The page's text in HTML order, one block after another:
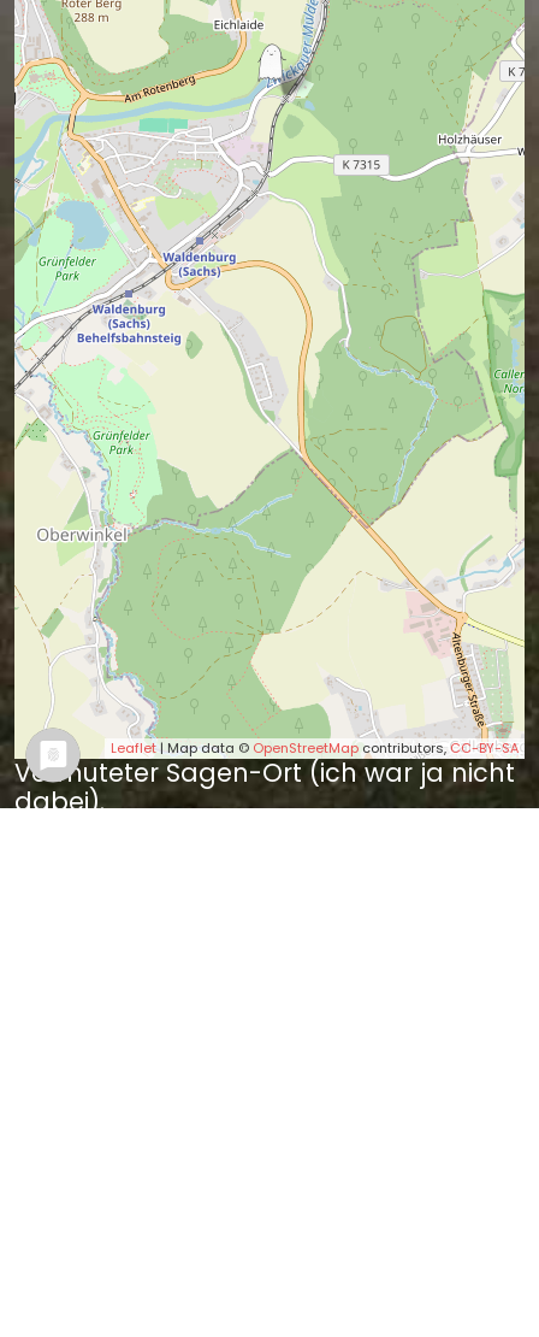
Leaflet| Map data © OpenStreetMapcontributors,CC-BY-SA
Vermuteter Sagen-Ort (ich war ja nicht
dabei).